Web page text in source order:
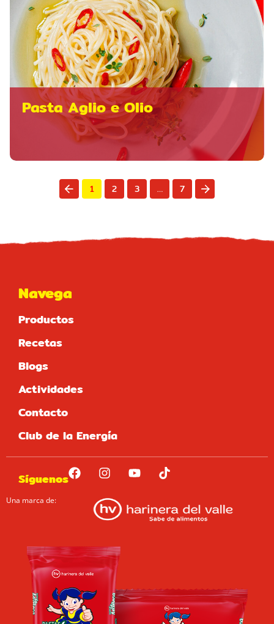
Pasta Aglio e Olio
1 2 3 … 7
Navega
Productos
Recetas
Blogs
Actividades
Contacto
Club de la Energía
Síguenos
Una marca de: